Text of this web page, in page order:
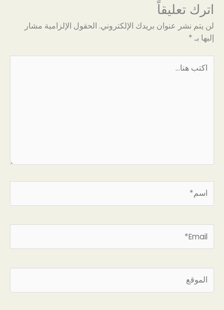
اترك تعليقاً
لن يتم نشر عنوان بريدك الإلكتروني. الحقول الإلزامية مشار
إليها بـ *
هنا...